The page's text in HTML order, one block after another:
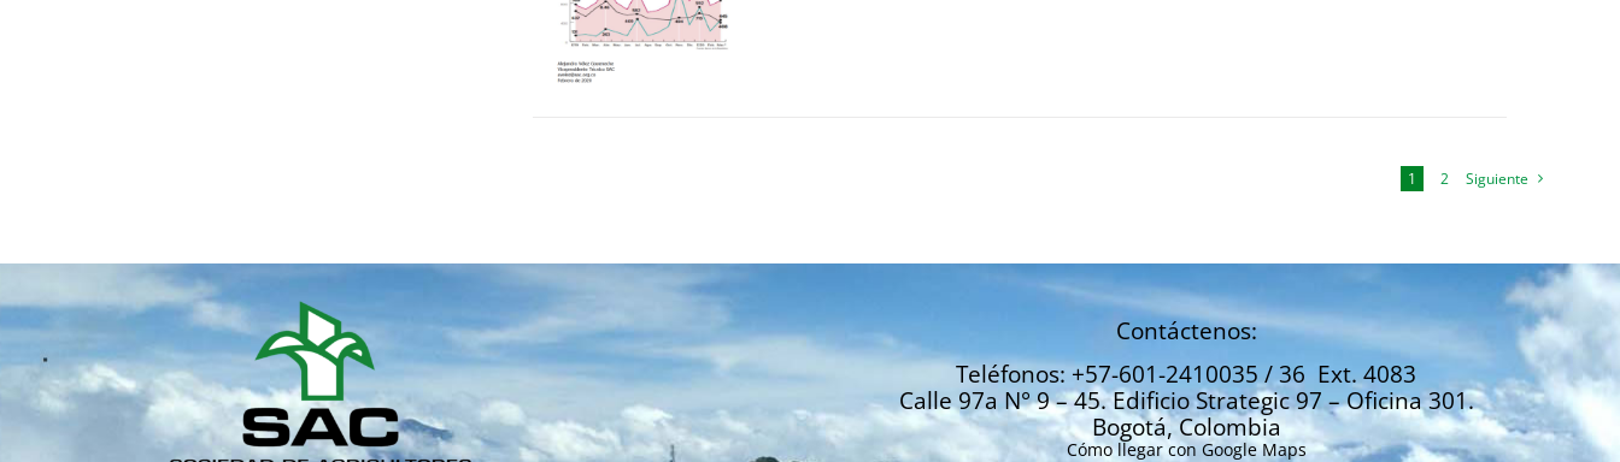
1 2 Siguiente
Contáctenos:
Teléfonos: +57-601-2410035 / 36 Ext. 4083
Calle 97a N° 9 – 45. Edificio Strategic 97 – Oficina 301.
Bogotá, Colombia
Cómo llegar con Google Maps